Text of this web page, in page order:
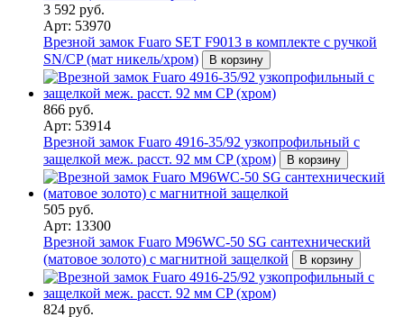
3 592 руб.
Арт: 53970
Врезной замок Fuaro SET F9013 в комплекте с ручкой
SN/CP (мат никель/хром)
В корзину
866 руб.
Арт: 53914
Врезной замок Fuaro 4916-35/92 узкопрофильный с
защелкой меж. расст. 92 мм CP (хром)
В корзину
505 руб.
Арт: 13300
Врезной замок Fuaro M96WC-50 SG сантехнический
(матовое золото) с магнитной защелкой
В корзину
824 руб.